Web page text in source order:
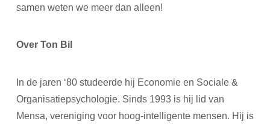
samen weten we meer dan alleen!
Over Ton Bil
In de jaren ‘80 studeerde hij Economie en Sociale &
Organisatiepsychologie. Sinds 1993 is hij lid van
Mensa, vereniging voor hoog-intelligente mensen. Hij is